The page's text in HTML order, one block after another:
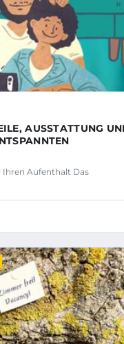
AUSSTATTUNG
Ihren Aufenthalt Das